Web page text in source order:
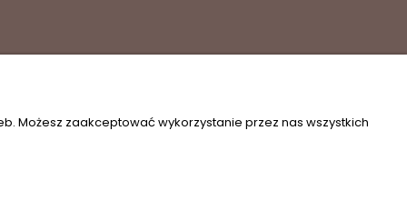
Możesz zaakceptować wykorzystanie przez nas wszystkich